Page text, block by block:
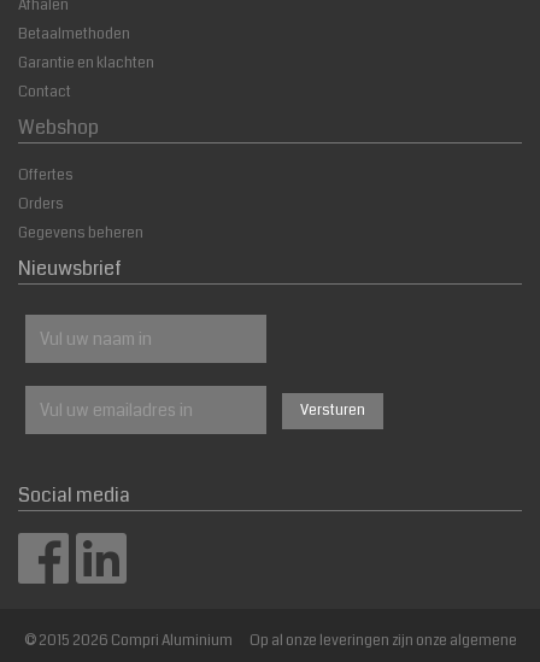
Afhalen
Betaalmethoden
Garantie en klachten
Contact
Webshop
Offertes
Orders
Gegevens beheren
Nieuwsbrief
Social media
© 2015 2026 Compri Aluminium Op al onze leveringen zijn onze algemene